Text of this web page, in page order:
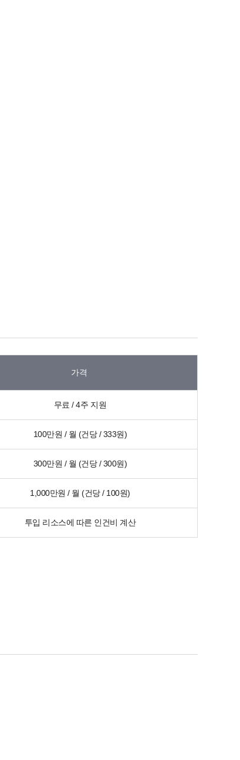
가격
무료 / 4주 지원
100만원 / 월 (건당 / 333원)
300만원 / 월 (건당 / 300원)
1,000만원 / 월 (건당 / 100원)
투입 리소스에 따른 인건비 계산